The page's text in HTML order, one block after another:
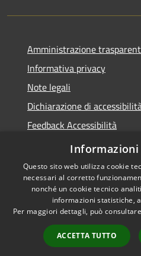
Amministrazione
Informativa privacy
Note legali
Dichiarazione di
Feedback Accessibilità
Fatturare al comune
Accessibilità
Informazioni
Questo sito web utilizza cookie
necessari al corretto
nonché un cookie tecnico
informazioni statistiche,
Per maggiori dettagli, può
ACCETTA TUTTO